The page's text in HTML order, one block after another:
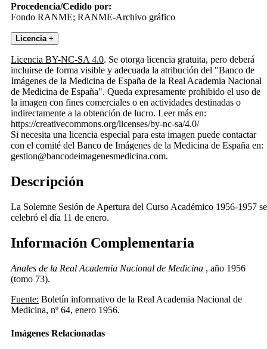
Procedencia/Cedido por:
Fondo RANME; RANME-Archivo gráfico
Licencia +
Licencia BY-NC-SA 4.0. Se otorga licencia gratuita, pero deberá
incluirse de forma visible y adecuada la atribución del "Banco de
Imágenes de la Medicina de España de la Real Academia Nacional
de Medicina de España". Queda expresamente prohibido el uso de
la imagen con fines comerciales o en actividades destinadas o
indirectamente a la obtención de lucro. Leer más en:
https://creativecommons.org/licenses/by-nc-sa/4.0/
Si necesita una licencia especial para esta imagen puede contactar
con el comité del Banco de Imágenes de la Medicina de España en:
gestion@bancodeimagenesmedicina.com.
Descripción
La Solemne Sesión de Apertura del Curso Académico 1956-1957 se
celebró el día 11 de enero.
Información Complementaria
Anales de la Real Academia Nacional de Medicina , año 1956
(tomo 73).
Fuente: Boletín informativo de la Real Academia Nacional de
Medicina, nº 64, enero 1956.
Imágenes Relacionadas